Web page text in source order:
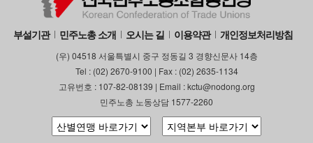
부설기관 민주노총 소개 오시는 길 이용약관 개인정보처리방침
(우) 04518 서울특별시 중구 정동길 3 경향신문사 14층
Tel : (02) 2670-9100 | Fax : (02) 2635-1134
고유번호 : 107-82-08139 | Email : kctu@nodong.org
민주노총 노동상담 1577-2260